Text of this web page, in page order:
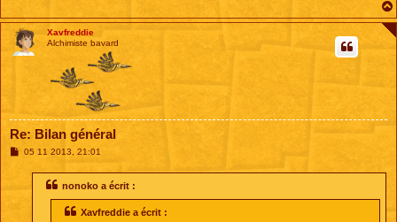
Xavfreddie
Alchimiste bavard
Re: Bilan général
M05 11 2013, 21:01
nonoko a écrit :
Xavfreddie a écrit :